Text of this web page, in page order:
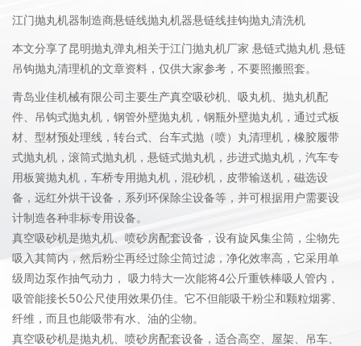
江门抛丸机器制造商悬链线抛丸机器悬链线挂钩抛丸清洗机
本文分享了昆明抛丸弹丸相关于江门抛丸机厂家 悬链式抛丸机 悬链
吊钩抛丸清理机的文章资料，仅供大家参考，不要照搬照套。
青岛业佳机械有限公司主要生产真空吸砂机、吸丸机、抛丸机配
件、吊钩式抛丸机，钢管外壁抛丸机，钢瓶外壁抛丸机，通过式板
材、型材预处理线，转台式、台车式抛（喷）丸清理机，橡胶履带
式抛丸机，滚筒式抛丸机，悬链式抛丸机，步进式抛丸机，汽车专
用板簧抛丸机，车桥专用抛丸机，混砂机，皮带输送机，磁选设
备，远红外烘干设备，系列环保除尘设备等，并可根据用户需要设
计制造各种非标专用设备。
真空吸砂机是抛丸机、喷砂房配套设备，设有旋风集尘筒，尘物先
吸入其筒内，然后粉尘再经过除尘筒过滤，净化效率高，它采用单
级周边泵作抽气动力， 吸力特大一次能将4公斤重铁棒吸人管内，
吸管能接长50公尺使用效果仍佳。它不但能吸干粉尘和颗粒烟雾、
纤维，而且也能吸带有水、油的尘物。
真空吸砂机是抛丸机、喷砂房配套设备，适合高空、屋架、吊车、